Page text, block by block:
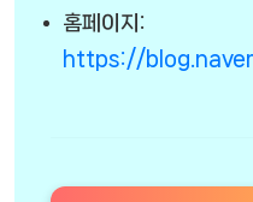
홈페이지:
https://